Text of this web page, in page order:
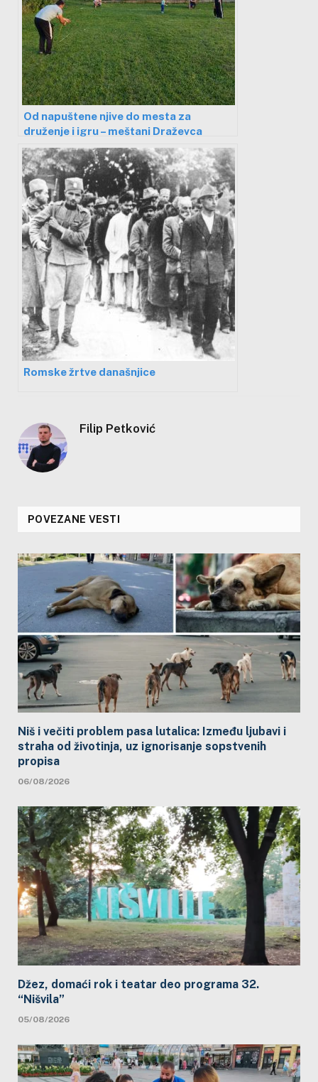
Od napuštene njive do mesta za
druženje i igru – meštani Draževca
uredili prostor u svom selu
Romske žrtve današnjice
Filip Petković
POVEZANE VESTI
Niš i večiti problem pasa lutalica: Između ljubavi i
straha od životinja, uz ignorisanje sopstvenih
propisa
06/08/2026
Džez, domaći rok i teatar deo programa 32.
“Nišvila”
05/08/2026